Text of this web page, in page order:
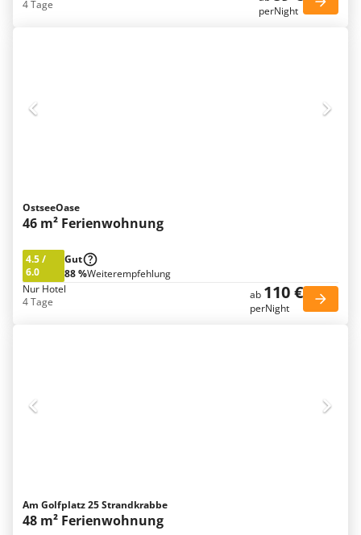
4 Tage perNight
OstseeOase
46 m² Ferienwohnung
4.5/
6.0
Gut
88 %Weiterempfehlung
Nur Hotel
4 Tage
ab 110 €
perNight
Am Golfplatz 25 Strandkrabbe
48 m² Ferienwohnung